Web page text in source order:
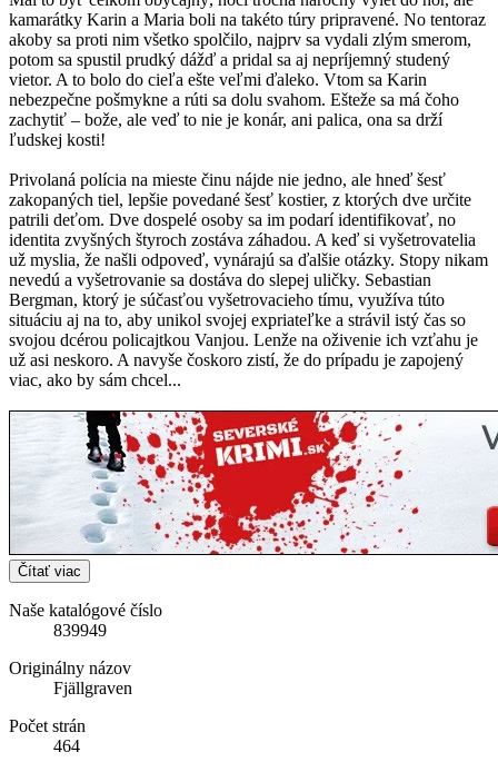
kamarátky Karin a Maria boli na takéto túry pripravené. No tentoraz
akoby sa proti nim všetko spolčilo, najprv sa vydali zlým smerom,
potom sa spustil prudký dážď a pridal sa aj nepríjemný studený
vietor. A to bolo do cieľa ešte veľmi ďaleko. Vtom sa Karin
nebezpečne pošmykne a rúti sa dolu svahom. Ešteže sa má čoho
zachytiť – bože, ale veď to nie je konár, ani palica, ona sa drží
ľudskej kosti!
Privolaná polícia na mieste činu nájde nie jedno, ale hneď šesť
zakopaných tiel, lepšie povedané šesť kostier, z ktorých dve určite
patrili deťom. Dve dospelé osoby sa im podarí identifikovať, no
identita zvyšných štyroch zostáva záhadou. A keď si vyšetrovatelia
už myslia, že našli odpoveď, vynárajú sa ďalšie otázky. Stopy nikam
nevedú a vyšetrovanie sa dostáva do slepej uličky. Sebastian
Bergman, ktorý je súčasťou vyšetrovacieho tímu, využíva túto
situáciu aj na to, aby unikol svojej expriateľke a strávil istý čas so
svojou dcérou policajtkou Vanjou. Lenže na oživenie ich vzťahu je
už asi neskoro. A navyše čoskoro zistí, že do prípadu je zapojený
viac, ako by sám chcel...
Čítať viac
Naše katalógové číslo
839949
Originálny názov
Fjällgraven
Počet strán
464